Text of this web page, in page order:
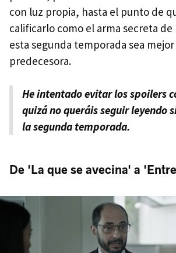
con luz propia, hasta el punto de
calificarlo como el arma secreta de
esta segunda temporada sea mejor
predecesora.
He intentado evitar los spoilers
quizá no queráis seguir leyendo
la segunda temporada.
De 'La que se avecina' a